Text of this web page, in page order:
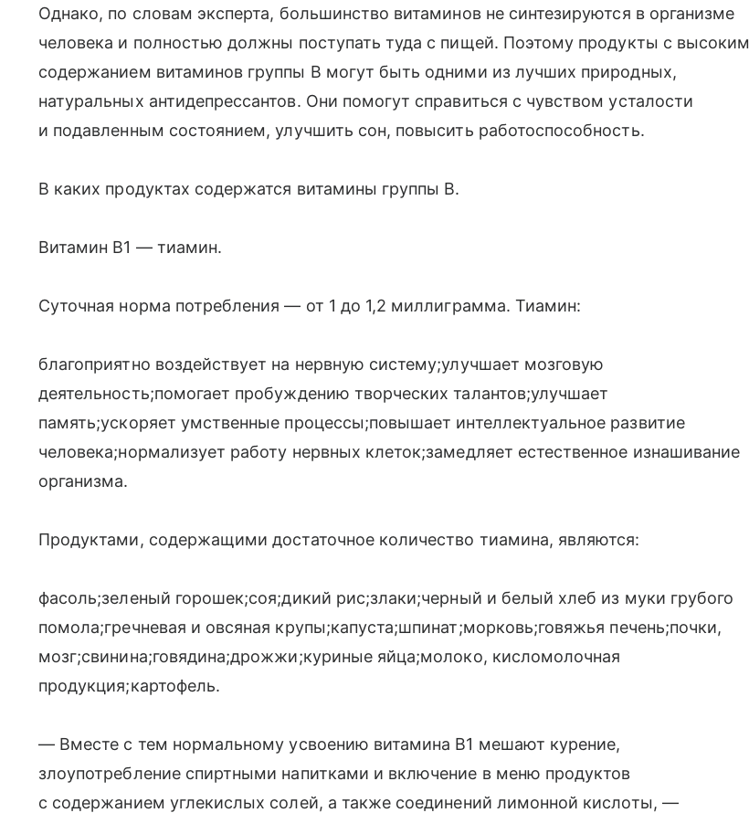
Однако, по словам эксперта, большинство витаминов не синтезируются в организме
человека и полностью должны поступать туда с пищей. Поэтому продукты с высоким
содержанием витаминов группы В могут быть одними из лучших природных,
натуральных антидепрессантов. Они помогут справиться с чувством усталости
и подавленным состоянием, улучшить сон, повысить работоспособность.
В каких продуктах содержатся витамины группы B.
Витамин В1 — тиамин.
Суточная норма потребления — от 1 до 1,2 миллиграмма. Тиамин:
благоприятно воздействует на нервную систему;улучшает мозговую
деятельность;помогает пробуждению творческих талантов;улучшает
память;ускоряет умственные процессы;повышает интеллектуальное развитие
человека;нормализует работу нервных клеток;замедляет естественное изнашивание
организма.
Продуктами, содержащими достаточное количество тиамина, являются:
фасоль;зеленый горошек;соя;дикий рис;злаки;черный и белый хлеб из муки грубого
помола;гречневая и овсяная крупы;капуста;шпинат;морковь;говяжья печень;почки,
мозг;свинина;говядина;дрожжи;куриные яйца;молоко, кисломолочная
продукция;картофель.
— Вместе с тем нормальному усвоению витамина В1 мешают курение,
злоупотребление спиртными напитками и включение в меню продуктов
с содержанием углекислых солей, а также соединений лимонной кислоты, —